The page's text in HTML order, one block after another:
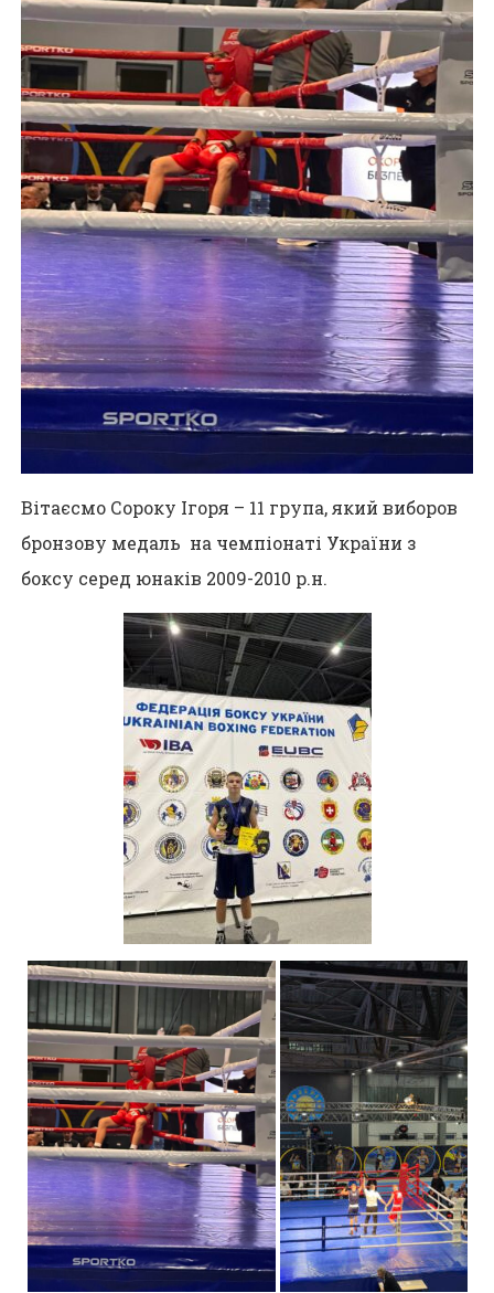
Вітаєсмо Сороку Ігоря – 11 група, який виборов
бронзову медаль на чемпіонаті України з
боксу серед юнаків 2009-2010 р.н.